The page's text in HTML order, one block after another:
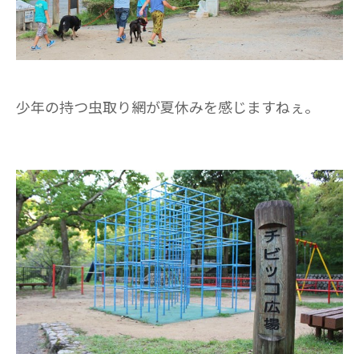
少年の持つ虫取り網が夏休みを感じますねぇ。